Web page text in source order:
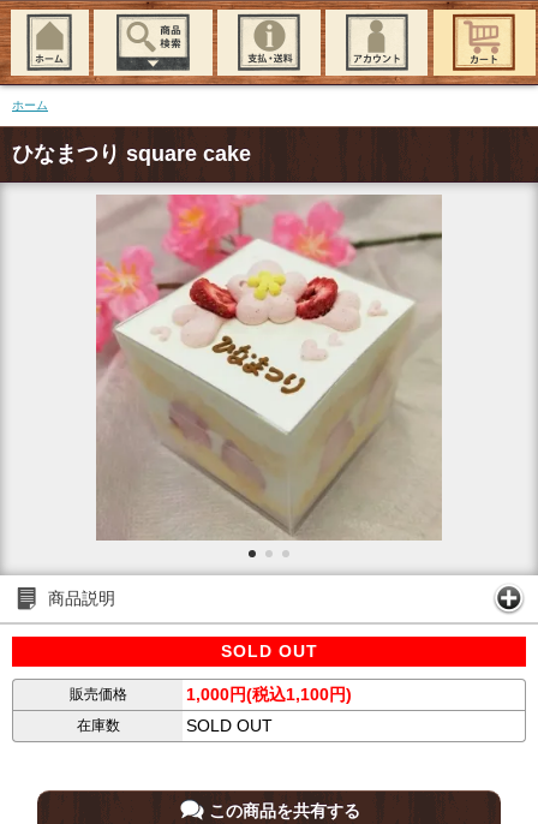
ホーム
ひなまつり square cake
商品説明
SOLD OUT
販売価格 1,000円(税込1,100円)
在庫数 SOLD OUT
この商品を共有する